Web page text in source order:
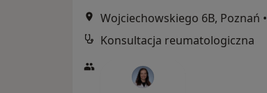
Wojciechowskiego 6B, Poznań •
Konsultacja reumatologiczna